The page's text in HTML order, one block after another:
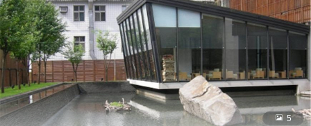
 5
